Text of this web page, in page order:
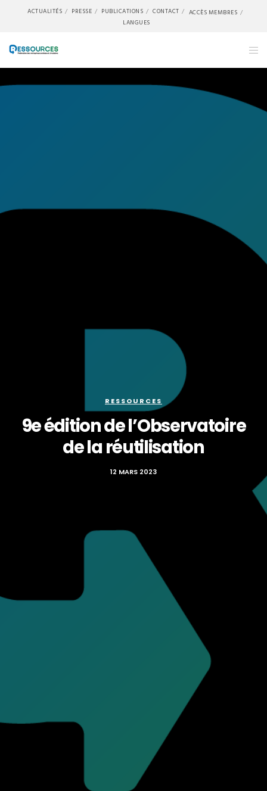
ACTUALITÉS PRESSE PUBLICATIONS CONTACT
ACCÈS MEMBRES
LANGUES
RESSOURCES
9e édition de l’Observatoire
de la réutilisation
12 MARS 2023